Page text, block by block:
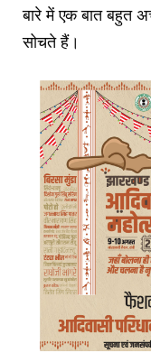
बारे में एक बात बहुत
सोचते हैं।